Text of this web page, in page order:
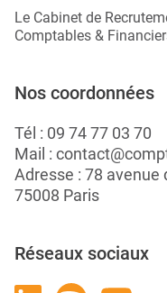
Le Cabinet de
Comptables &
Nos coordonnées
Tél : 09 74 77 03 70
Mail :
Adresse : 78 avenue
75008 Paris
Réseaux sociaux